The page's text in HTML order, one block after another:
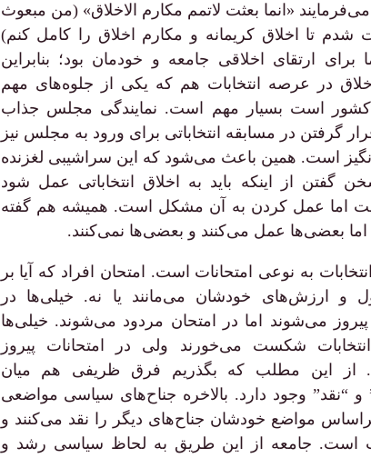
می‌فرمایند «انما بعثت لاتمم مکارم الاخلاق» (من مبعوث
شدم تا اخلاق کریمانه و مکارم اخلاق را کامل کنم)
برای ارتقای اخلاقی جامعه و خودمان بود؛ بنابراین
در عرصه انتخابات هم که یکی از جلوه‌های مهم
است بسیار مهم است. نمایندگی مجلس جذاب
گرفتن در مسابقه انتخاباتی برای ورود به مجلس نیز
است. همین باعث می‌شود که این سراشیبی لغزنده
گفتن از اینکه باید به اخلاق انتخاباتی عمل شود
اما عمل کردن به آن مشکل است. همیشه هم گفته
بعضی‌ها عمل می‌کنند و بعضی‌‌ها نمی‌کنند.
به نوعی امتحانات است. امتحان افراد که آیا بر
و ارزش‌های خودشان می‌مانند یا نه. خیلی‌ها در
پیروز می‌شوند اما در امتحان مردود می‌شوند. خیلی‌ها
شکست می‌خورند ولی در امتحانات پیروز
از این مطلب که بگذریم فرق ظریفی هم میان
و “نقد” وجود دارد. بالاخره جناح‌های سیاسی مواضعی
مواضع خودشان جناح‌های دیگر را نقد می‌کنند و
است. جامعه از این طریق به لحاظ سیاسی رشد و